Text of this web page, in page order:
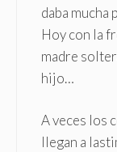
daba mucha
Hoy con la
madre
hijo…
A veces los
llegan a